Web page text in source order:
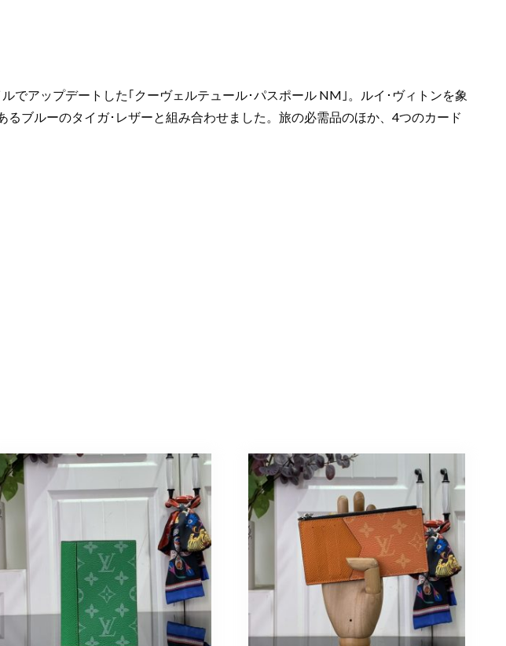
でアップデートした｢クーヴェルテュール･パスポール NM｣。ルイ･ヴィトンを象
ブルーのタイガ･レザーと組み合わせました。旅の必需品のほか、4つのカード